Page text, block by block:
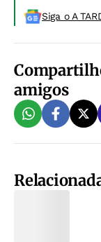
Siga o A
amigos